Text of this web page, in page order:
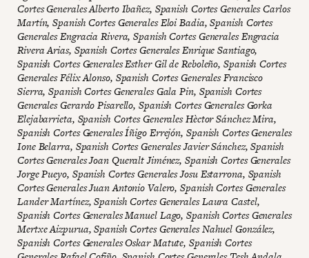
Cortes Generales Alberto Ibañez, Spanish Cortes Generales Carlos
Martín, Spanish Cortes Generales Eloi Badia, Spanish Cortes
Generales Engracia Rivera, Spanish Cortes Generales Engracia
Rivera Arias, Spanish Cortes Generales Enrique Santiago,
Spanish Cortes Generales Esther Gil de Reboleño, Spanish Cortes
Generales Félix Alonso, Spanish Cortes Generales Francisco
Sierra, Spanish Cortes Generales Gala Pin, Spanish Cortes
Generales Gerardo Pisarello, Spanish Cortes Generales Gorka
Elejabarrieta, Spanish Cortes Generales Hèctor Sánchez Mira,
Spanish Cortes Generales Íñigo Errejón, Spanish Cortes Generales
Ione Belarra, Spanish Cortes Generales Javier Sánchez, Spanish
Cortes Generales Joan Queralt Jiménez, Spanish Cortes Generales
Jorge Pueyo, Spanish Cortes Generales Josu Estarrona, Spanish
Cortes Generales Juan Antonio Valero, Spanish Cortes Generales
Lander Martínez, Spanish Cortes Generales Laura Castel,
Spanish Cortes Generales Manuel Lago, Spanish Cortes Generales
Mertxe Aizpurua, Spanish Cortes Generales Nahuel González,
Spanish Cortes Generales Oskar Matute, Spanish Cortes